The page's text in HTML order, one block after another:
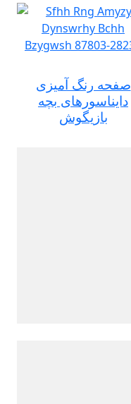
صفحه رنگ آمیزی
دایناسورهای بچه
بازیگوش